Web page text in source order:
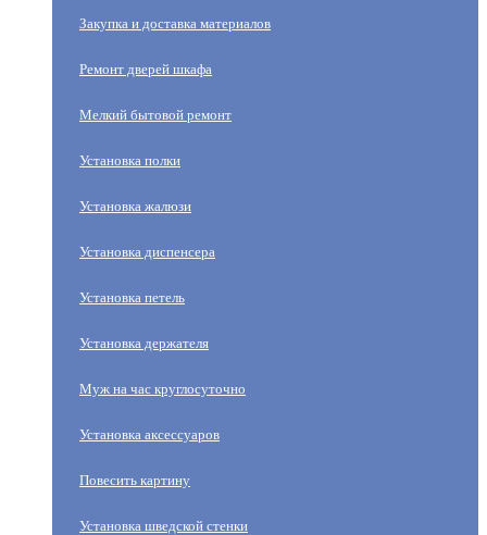
Закупка и доставка материалов
Ремонт дверей шкафа
Мелкий бытовой ремонт
Установка полки
Установка жалюзи
Установка диспенсера
Установка петель
Установка держателя
Муж на час круглосуточно
Установка аксессуаров
Повесить картину
Установка шведской стенки